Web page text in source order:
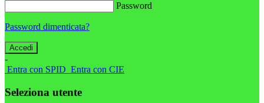
Password
Password dimenticata?
-
Entra con SPID Entra con CIE
Seleziona utente